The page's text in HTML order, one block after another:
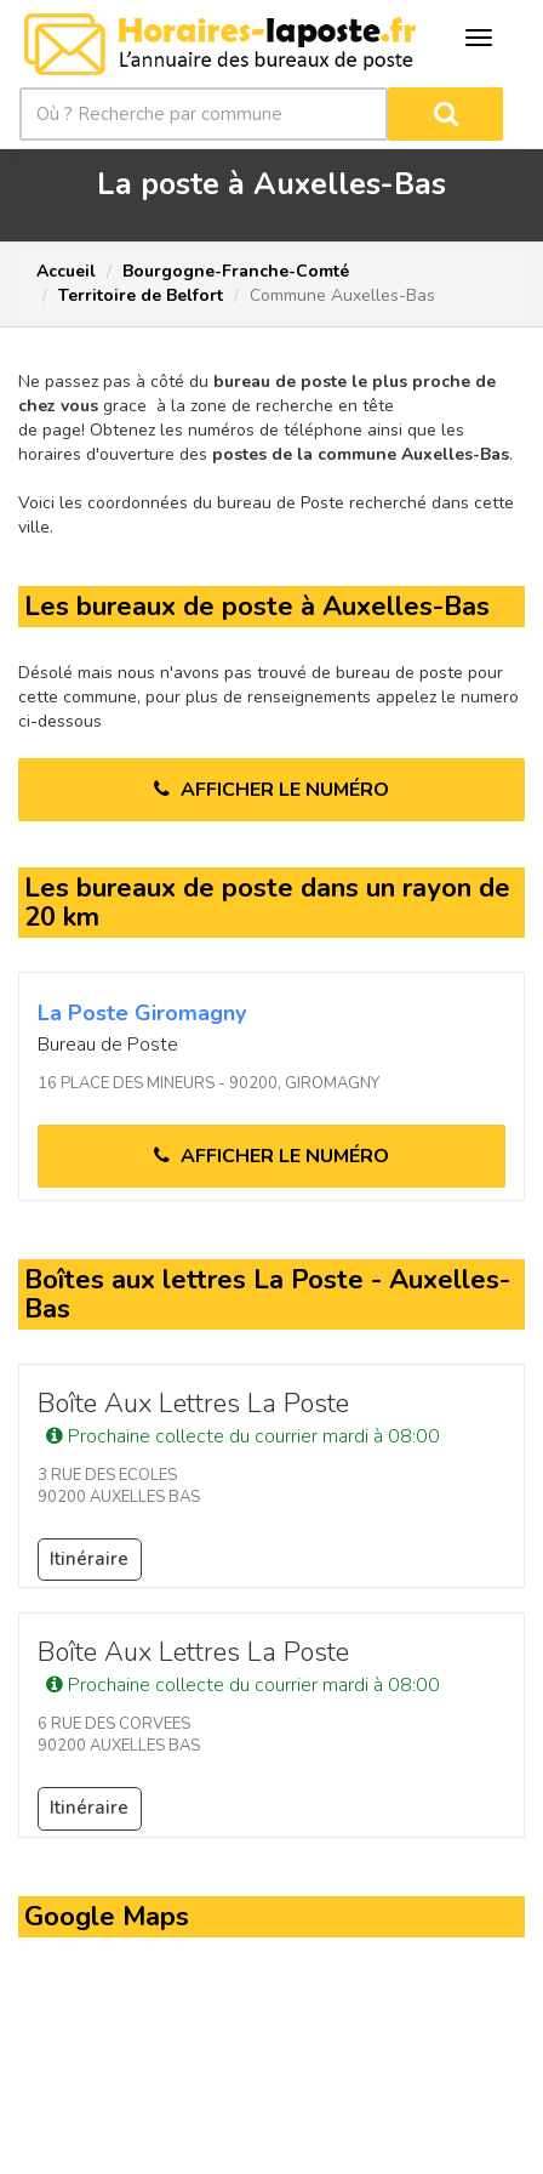
La poste à Auxelles-Bas
Accueil
Bourgogne-Franche-Comté
Territoire de Belfort
Commune Auxelles-Bas
Ne passez pas à côté du bureau de poste le plus proche de
chez vous grace à la zone de recherche en tête
de page! Obtenez les numéros de téléphone ainsi que les
horaires d'ouverture des postes de la commune Auxelles-Bas.
Voici les coordonnées du bureau de Poste recherché dans cette
ville.
Les bureaux de poste à Auxelles-Bas
Désolé mais nous n'avons pas trouvé de bureau de poste pour
cette commune, pour plus de renseignements appelez le numero
ci-dessous
AFFICHER LE NUMÉRO
Les bureaux de poste dans un rayon de
20 km
La Poste Giromagny
Bureau de Poste
16 PLACE DES MINEURS - 90200, GIROMAGNY
AFFICHER LE NUMÉRO
Boîtes aux lettres La Poste - Auxelles-
Bas
Boîte Aux Lettres La Poste
Prochaine collecte du courrier mardi à 08:00
3 RUE DES ECOLES
90200 AUXELLES BAS
Itinéraire
Boîte Aux Lettres La Poste
Prochaine collecte du courrier mardi à 08:00
6 RUE DES CORVEES
90200 AUXELLES BAS
Itinéraire
Google Maps